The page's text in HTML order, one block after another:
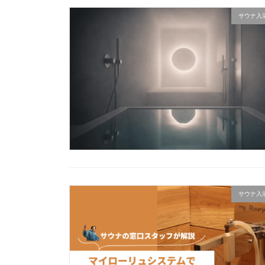
サウナ入
サウナ入